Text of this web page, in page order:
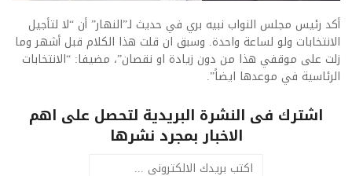
أكد رئيس مجلس النواب نبيه بري في حديث لـ”النهار” أن “لا لتأجيل
الانتخابات ولو لساعة واحدة. وسبق ان قلت هذا الكلام قبل أشهر وما
زلت على موقفي هذا من دون زيادة او نقصان”، مضيفا: “الانتخابات
الرئاسية في موعدها ايضاً”.
اشترك فى النشرة البريدية لتحصل على اهم
الاخبار بمجرد نشرها